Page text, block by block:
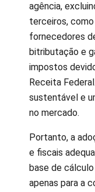
agência,
terceiros,
fornecedores
bitributação e
impostos
Receita
sustentável e
no mercado.
Portanto, a
e fiscais
base de
apenas para a